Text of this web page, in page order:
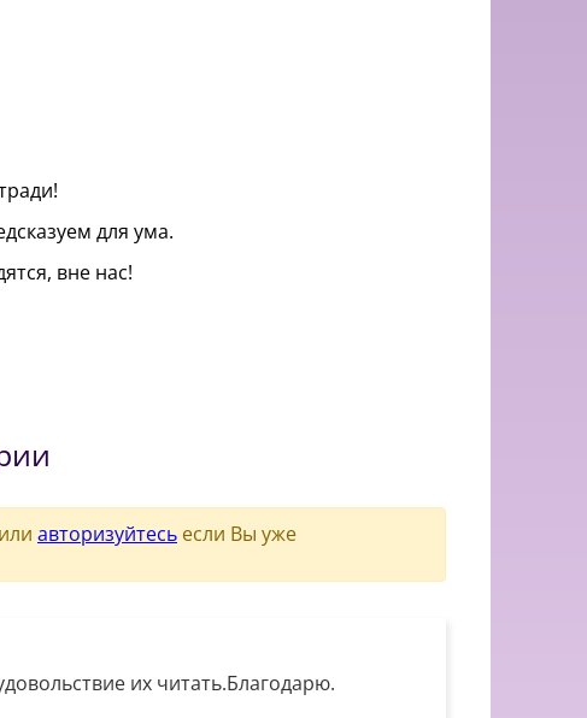
для ума.
вне нас!
или авторизуйтесь если Вы уже
их читать.Благодарю.